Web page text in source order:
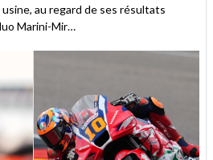
au regard de ses résultats
Marini-Mir…